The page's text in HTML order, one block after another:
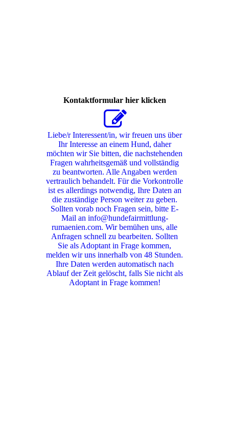
Kontaktformular hier klicken
Liebe/r Interessent/in, wir freuen uns über
Ihr Interesse an einem Hund, daher
möchten wir Sie bitten, die nachstehenden
Fragen wahrheitsgemäß und vollständig
zu beantworten. Alle Angaben werden
vertraulich behandelt. Für die Vorkontrolle
ist es allerdings notwendig, Ihre Daten an
die zuständige Person weiter zu geben.
Sollten vorab noch Fragen sein, bitte E-
Mail an info@hundefairmittlung-
rumaenien.com. Wir bemühen uns, alle
Anfragen schnell zu bearbeiten. Sollten
Sie als Adoptant in Frage kommen,
melden wir uns innerhalb von 48 Stunden.
Ihre Daten werden automatisch nach
Ablauf der Zeit gelöscht, falls Sie nicht als
Adoptant in Frage kommen!